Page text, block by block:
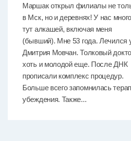
Маршак открыл филиалы не
в Мск, но и деревнях! У нас много
тут алкашей, включая меня
(бывший). Мне 53 года. Лечился
Дмитрия Мовчан. Толковый
хоть и молодой еще. После ДНК
прописали комплекс процедур.
Больше всего запомнилась
убеждения. Также...